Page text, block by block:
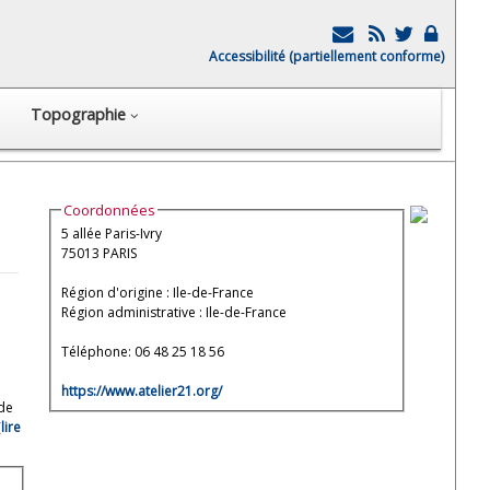
Accessibilité (partiellement conforme)
Topographie
lire
Coordonnées
5 allée Paris-Ivry
75013 PARIS
Région d'origine : Ile-de-France
Région administrative : Ile-de-France
Téléphone: 06 48 25 18 56
https://www.atelier21.org/